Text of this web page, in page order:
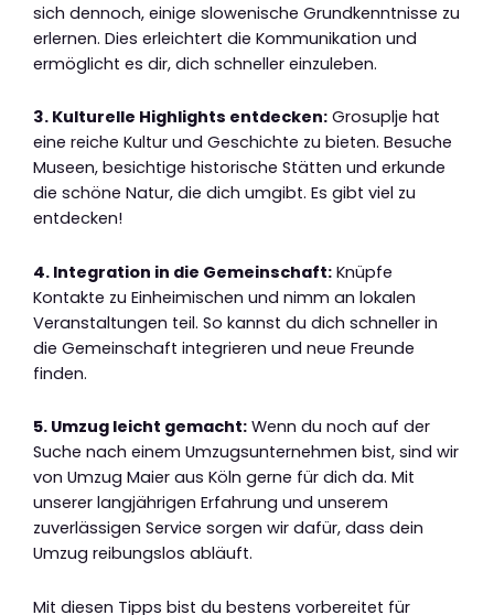
sich dennoch, einige slowenische Grundkenntnisse zu
erlernen. Dies erleichtert die Kommunikation und
ermöglicht es dir, dich schneller einzuleben.
3. Kulturelle Highlights entdecken: Grosuplje hat
eine reiche Kultur und Geschichte zu bieten. Besuche
Museen, besichtige historische Stätten und erkunde
die schöne Natur, die dich umgibt. Es gibt viel zu
entdecken!
4. Integration in die Gemeinschaft: Knüpfe
Kontakte zu Einheimischen und nimm an lokalen
Veranstaltungen teil. So kannst du dich schneller in
die Gemeinschaft integrieren und neue Freunde
finden.
5. Umzug leicht gemacht: Wenn du noch auf der
Suche nach einem Umzugsunternehmen bist, sind wir
von Umzug Maier aus Köln gerne für dich da. Mit
unserer langjährigen Erfahrung und unserem
zuverlässigen Service sorgen wir dafür, dass dein
Umzug reibungslos abläuft.
Mit diesen Tipps bist du bestens vorbereitet für